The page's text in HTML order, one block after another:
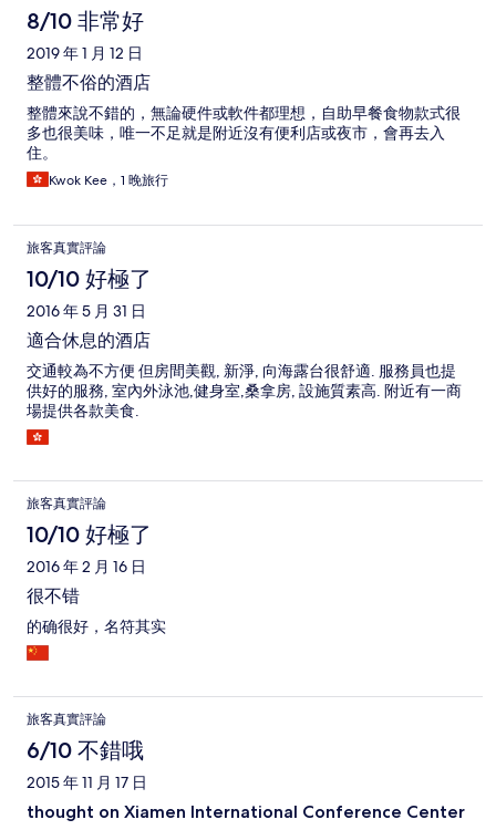
8/10 非常好
2019 年 1 月 12 日
整體不俗的酒店
整體來說不錯的，無論硬件或軟件都理想，自助早餐食物款式很
多也很美味，唯一不足就是附近沒有便利店或夜市，會再去入
住。
Kwok Kee，1 晚旅行
旅客真實評論
10/10 好極了
2016 年 5 月 31 日
適合休息的酒店
交通較為不方便 但房間美觀, 新淨, 向海露台很舒適. 服務員也提
供好的服務, 室內外泳池,健身室,桑拿房, 設施質素高. 附近有一商
場提供各款美食.
旅客真實評論
10/10 好極了
2016 年 2 月 16 日
很不错
的确很好，名符其实
旅客真實評論
6/10 不錯哦
2015 年 11 月 17 日
thought on Xiamen International Conference Center